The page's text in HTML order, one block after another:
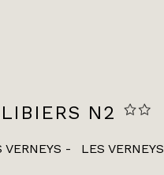
N2
LES VERNEYS